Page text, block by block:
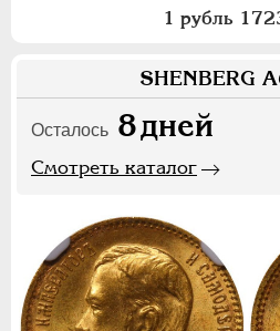
1 рубль
SHENBERG
Осталось 8дней
Смотреть каталог